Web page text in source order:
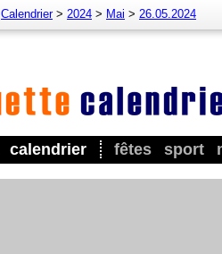
calendrier fêtes sport
Calendrier> 2024 > Mai > 26.05.2024